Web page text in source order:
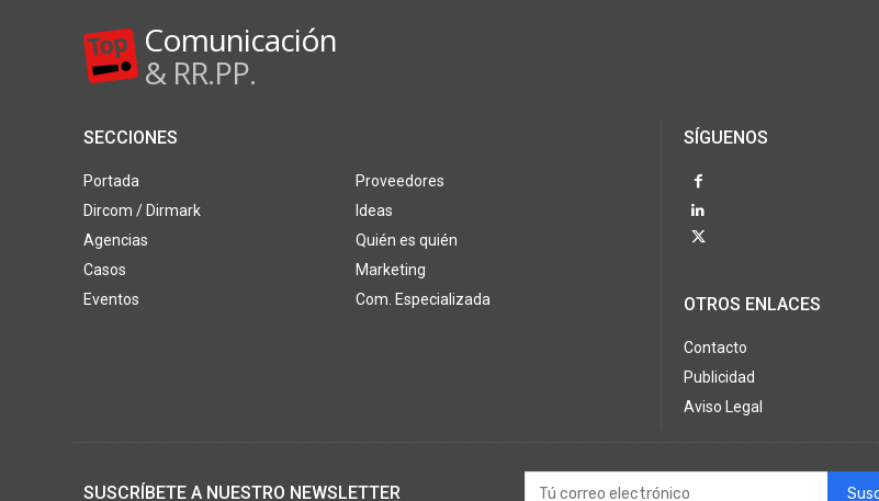
Comunicación
& RR.PP.
SECCIONES
Portada
Dircom / Dirmark
Agencias
Casos
Eventos
Proveedores
Ideas
Quién es quién
Marketing
Com. Especializada
SÍGUENOS
OTROS ENLACES
Contacto
Publicidad
Aviso Legal
SUSCRÍBETE A NUESTRO NEWSLETTER